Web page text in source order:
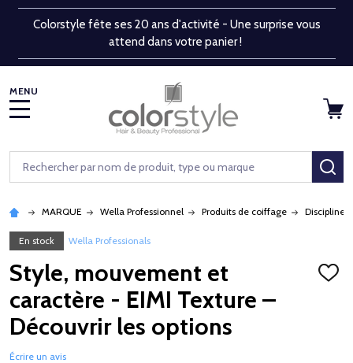
Colorstyle fête ses 20 ans d'activité - Une surprise vous
attend dans votre panier !
Rechercher
MARQUE Wella Professionnel Produits de coiffage Discipline,
En stock Wella Professionals
Style, mouvement et
caractère - EIMI Texture –
Découvrir les options
Écrire un avis